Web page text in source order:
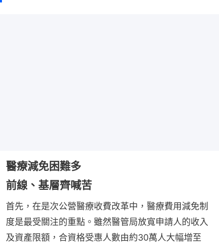
醫療減免困難多
前線、基層齊喊苦
首先，在是次公營醫療收費改革中，醫療費用減免制
度是最受關注的重點。雖然醫管局放寬申請人的收入
及資產限額，合資格受惠人數由約30萬人大幅增至